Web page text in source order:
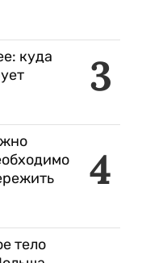
3
куда
4
тело